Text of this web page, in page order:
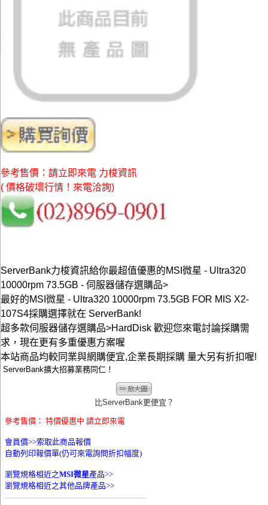
參考售價：請立即來電 力梭資訊
( 價格破壞行情！來電洽詢)
ServerBank力梭資訊給你最超值優惠的MSI微星 - Ultra320
10000rpm 73.5GB - 伺服器儲存選購品>
最好的MSI微星 - Ultra320 10000rpm 73.5GB FOR MIS X2-
107S4採購選擇就在 ServerBank!
超多款伺服器儲存選購品>HardDisk 歡迎您來電討論採購需
求，現在更有多重優惠方案喔
本站商品均較同業與網購便宜,企業長期採購 量大另有折扣喔!
ServerBank擴大招募業務同仁！
比ServerBank更便宜？
參考售價： 特價優惠中 請立即來電
會員價>>索取此商品報價
自動列印報價單(仍可來電詢問折扣幅度)
瀏覽規格相近之MSI微星產品>>
瀏覽規格相近之其他品牌產品>>